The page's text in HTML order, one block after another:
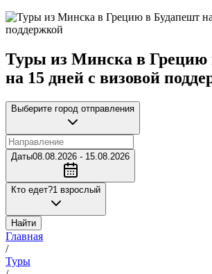
Туры из Минска в Грецию
на 15 дней с визовой
Выберите город отправления
Даты08.08.2026 - 15.08.2026
Кто едет?1 взрослый
Найти
Главная
/
Туры